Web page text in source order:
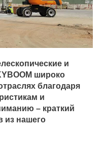
и
широко
благодаря
и
– краткий
из нашего